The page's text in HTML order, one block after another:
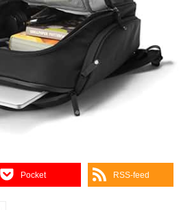
Pocket RSS-feed